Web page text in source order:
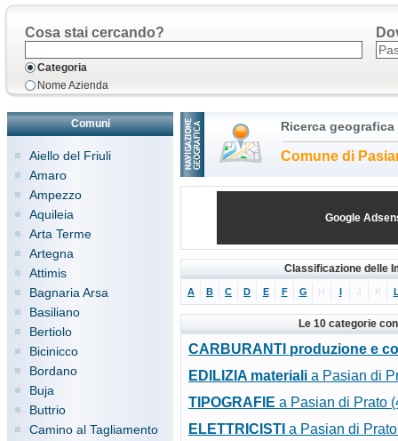
Cosa stai cercando?
Categoria
Nome Azienda
Comuni
Aiello del Friuli
Amaro
Ampezzo
Aquileia
Arta Terme
Artegna
Attimis
Bagnaria Arsa
Basiliano
Bertiolo
Bicinicco
Bordano
Buja
Buttrio
Camino al Tagliamento
Ricerca
Comune di
Google
Classificazione delle
A B C D E F G H I J K
Le 10 categorie
CARBURANTI produzione e
EDILIZIA materiali a Pasian di
TIPOGRAFIE a Pasian di Prato
ELETTRICISTI a Pasian di